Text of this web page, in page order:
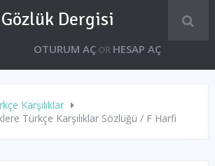
Gözlük Dergisi
OTURUM AÇOR HESAP AÇ
Karşılıklar
Türkçe Karşılıklar Sözlüğü / F Harfi